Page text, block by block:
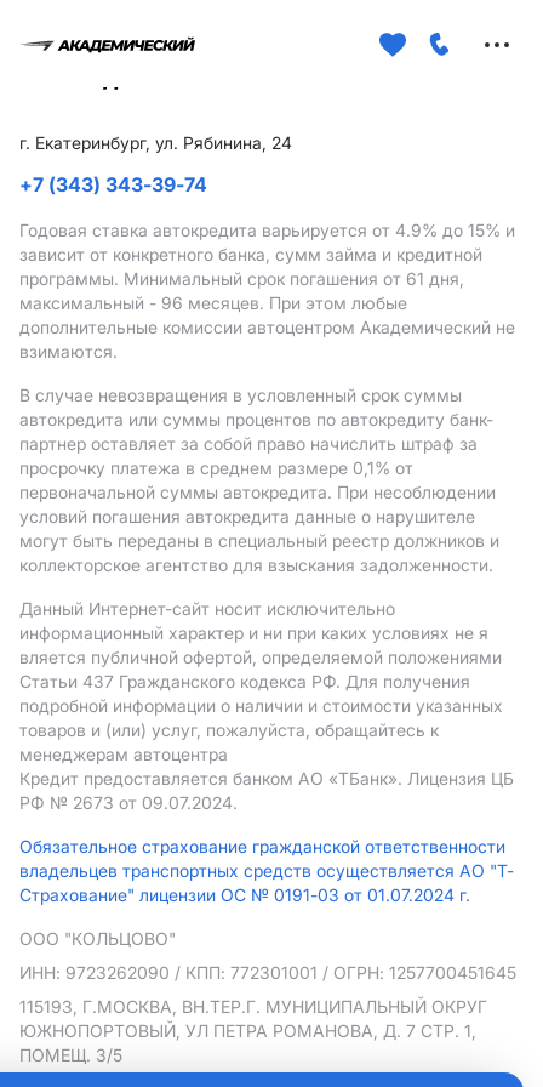
г. Екатеринбург, ул. Рябинина, 24
+7 (343) 343-39-74
Годовая ставка автокредита варьируется от 4.9% до 15% и
зависит от конкретного банка, сумм займа и кредитной
программы. Минимальный срок погашения от 61 дня,
максимальный - 96 месяцев. При этом любые
дополнительные комиссии автоцентром Академический не
взимаются.
В случае невозвращения в условленный срок суммы
автокредита или суммы процентов по автокредиту банк-
партнер оставляет за собой право начислить штраф за
просрочку платежа в среднем размере 0,1% от
первоначальной суммы автокредита. При несоблюдении
условий погашения автокредита данные о нарушителе
могут быть переданы в специальный реестр должников и
коллекторское агентство для взыскания задолженности.
Данный Интернет-сайт носит исключительно
информационный характер и ни при каких условиях не я
вляется публичной офертой, определяемой положениями
Статьи 437 Гражданского кодекса РФ. Для получения
подробной информации о наличии и стоимости указанных
товаров и (или) услуг, пожалуйста, обращайтесь к
менеджерам автоцентра
Кредит предоставляется банком АO «ТБанк». Лицензия ЦБ
РФ № 2673 от 09.07.2024.
Обязательное страхование гражданской ответственности
владельцев транспортных средств осуществляется АО "Т-
Страхование" лицензии ОС № 0191-03 от 01.07.2024 г.
ООО "КОЛЬЦОВО"
ИНН: 9723262090 / КПП: 772301001 / ОГРН: 1257700451645
115193, Г.МОСКВА, ВН.ТЕР.Г. МУНИЦИПАЛЬНЫЙ ОКРУГ
ЮЖНОПОРТОВЫЙ, УЛ ПЕТРА РОМАНОВА, Д. 7 СТР. 1,
ПОМЕЩ. 3/5